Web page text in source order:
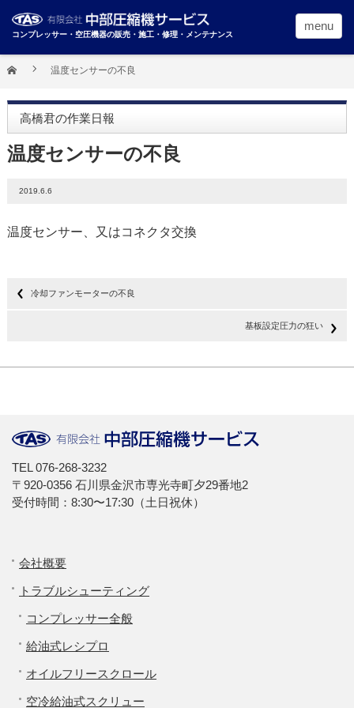
コンプレッサー・空圧機器の販売・施工・修理・メンテナンス
menu
温度センサーの不良
高橋君の作業日報
温度センサーの不良
2019.6.6
温度センサー、又はコネクタ交換
冷却ファンモーターの不良
基板設定圧力の狂い
TEL 076-268-3232
〒920-0356 石川県金沢市専光寺町夕29番地2
受付時間：8:30〜17:30（土日祝休）
会社概要
トラブルシューティング
コンプレッサー全般
給油式レシプロ
オイルフリースクロール
空冷給油式スクリュー